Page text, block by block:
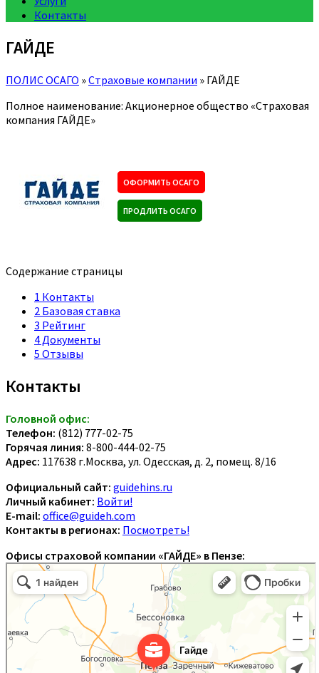
Контакты
ГАЙДЕ
ПОЛИС ОСАГО »Страховые компании » ГАЙДЕ
Полное наименование: Акционерное общество «Страховая
компания ГАЙДЕ»
ОФОРМИТЬ ОСАГО
ПРОДЛИТЬ ОСАГО
Содержание страницы
1 Контакты
2 Базовая ставка
3 Рейтинг
4 Документы
5 Отзывы
Контакты
Головной офис:
Телефон: (812) 777-02-75
Горячая линия: 8-800-444-02-75
Адрес: 117638 г.Москва, ул. Одесская, д. 2, помещ. 8/16
Официальный сайт: guidehins.ru
Личный кабинет: Войти!
E-mail: office@guideh.com
Контакты в регионах: Посмотреть!
Офисы страховой компании «ГАЙДЕ» в Пензе: